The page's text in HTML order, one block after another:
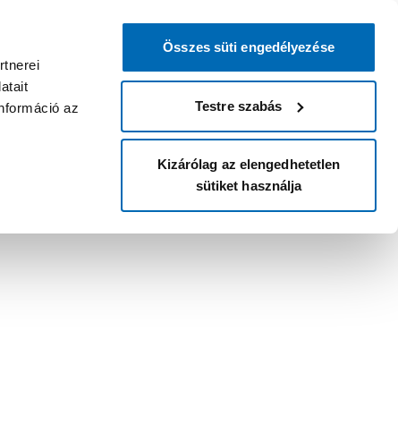
az
Összes süti engedélyezése
Testre szabás
Kizárólag az elengedhetetlen
sütiket használja